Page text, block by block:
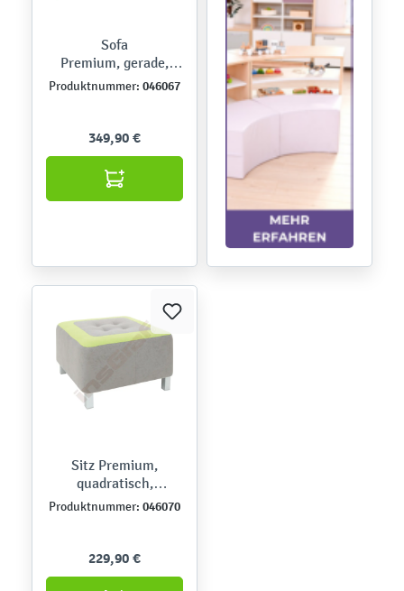
Sofa
Premium, gerade,
grau/grün
Produktnummer: 046067
349,90 €
Sitz Premium,
quadratisch,
grau/grün
Produktnummer: 046070
229,90 €